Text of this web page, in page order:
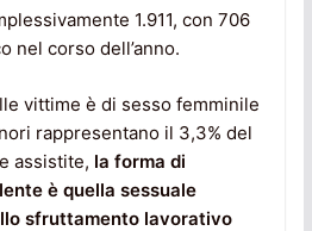
1.911, con 706
nel corso dell’anno.
vittime è di sesso femminile
rappresentano il 3,3% del
assistite, la forma di
è quella sessuale
sfruttamento lavorativo